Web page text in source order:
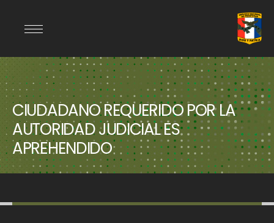
CIUDADANO REQUERIDO POR LA
AUTORIDAD JUDICIAL ES
APREHENDIDO